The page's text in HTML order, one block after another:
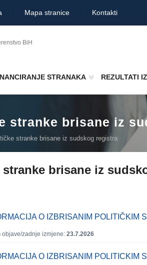
Mapa stranice Kontakti
BiH
STRANAKA REZULTATI
stranke brisane iz
stranke brisane iz sudskog registra
brisane iz
O IZBRISANIM POLITIČKIM
objave/zadnje izmjene: 23.7.2026
O IZBRISANIM POLITICKIM